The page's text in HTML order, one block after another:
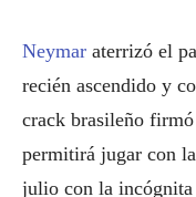
Neymar aterrizó el
recién ascendido y
crack brasileño
permitirá jugar con
julio con la incógnita